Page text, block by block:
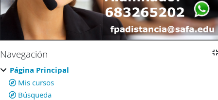
Salta Navegación
Navegación
Página Principal
Mis cursos
Búsqueda